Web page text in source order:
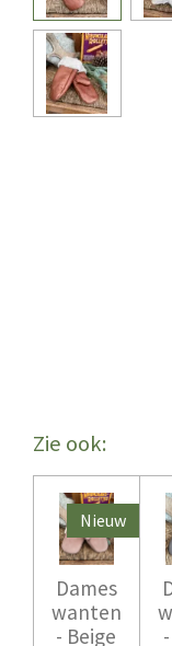
Zie ook:
Nieuw
Dames
wanten
- Beige